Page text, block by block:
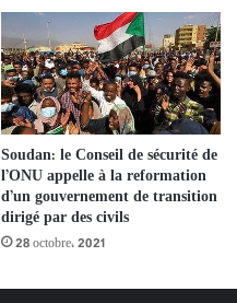
Soudan: le Conseil de sécurité de
l’ONU appelle à la reformation
d’un gouvernement de transition
dirigé par des civils
28 octobre، 2021